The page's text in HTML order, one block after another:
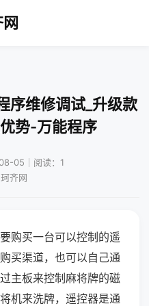
序维修调试_升级款
势-万能程序
05｜阅读：1
齐网
购买一台可以控制的遥
买渠道，也可以自己通
主板来控制麻将牌的磁
机来洗牌，遥控器是通